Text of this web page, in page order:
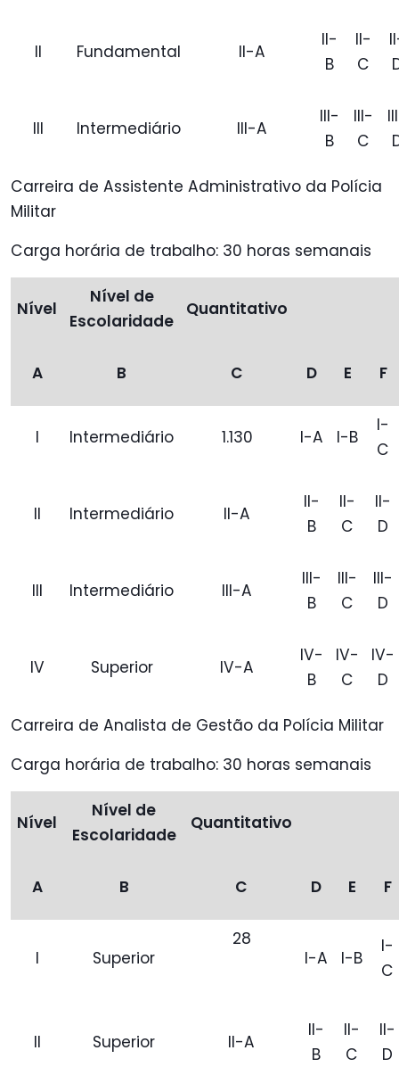
II Fundamental II-A
II-
B
II-
C
III Intermediário III-A
III-
B
III-
C
Carreira de Assistente Administrativo da Polícia
Militar
Carga horária de trabalho: 30 horas semanais
Nível
Nível de
Escolaridade
Quantitativo
A B C D E F
I Intermediário 1.130 I-A I-B
I-
C
II Intermediário II-A
II-
B
II-
C
II-
D
III Intermediário III-A
III-
B
III-
C
III-
D
IV Superior IV-A
IV-
B
IV-
C
IV-
D
Carreira de Analista de Gestão da Polícia Militar
Carga horária de trabalho: 30 horas semanais
Nível
Nível de
Escolaridade
Quantitativo
A B C D E F
I Superior
28
I-A
I-B
I-
C
II Superior II-A
II-
B
II-
C
II-
D